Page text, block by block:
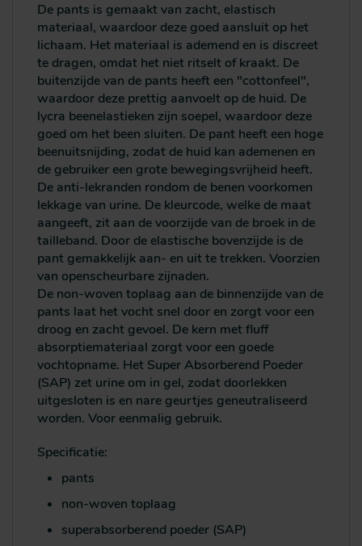
De pants is gemaakt van zacht, elastisch
materiaal, waardoor deze goed aansluit op het
lichaam. Het materiaal is ademend en is discreet
te dragen, omdat het niet ritselt of kraakt. De
buitenzijde van de pants heeft een "cottonfeel",
waardoor deze prettig aanvoelt op de huid. De
lycra beenelastieken zijn soepel, waardoor deze
goed om het been sluiten. De pant heeft een hoge
beenuitsnijding, zodat de huid kan ademenen en
de gebruiker een grote bewegingsvrijheid heeft.
De anti-lekranden rondom de benen voorkomen
lekkage van urine. De kleurcode, welke de maat
aangeeft, zit aan de voorzijde van de broek in de
tailleband. Door de elastische bovenzijde is de
pant gemakkelijk aan- en uit te trekken. Voorzien
van openscheurbare zijnaden.
De non-woven toplaag aan de binnenzijde van de
pants laat het vocht snel door en zorgt voor een
droog en zacht gevoel. De kern met fluff
absorptiemateriaal zorgt voor een goede
vochtopname. Het Super Absorberend Poeder
(SAP) zet urine om in gel, zodat doorlekken
uitgesloten is en nare geurtjes geneutraliseerd
worden. Voor eenmalig gebruik.
Specificatie:
pants
non-woven toplaag
superabsorberend poeder (SAP)